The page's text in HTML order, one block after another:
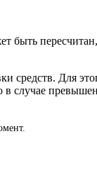
быть
средств. Для
случае